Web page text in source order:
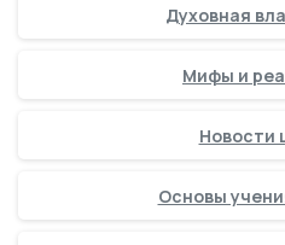
Духовная
Мифы и
Новости
Основы